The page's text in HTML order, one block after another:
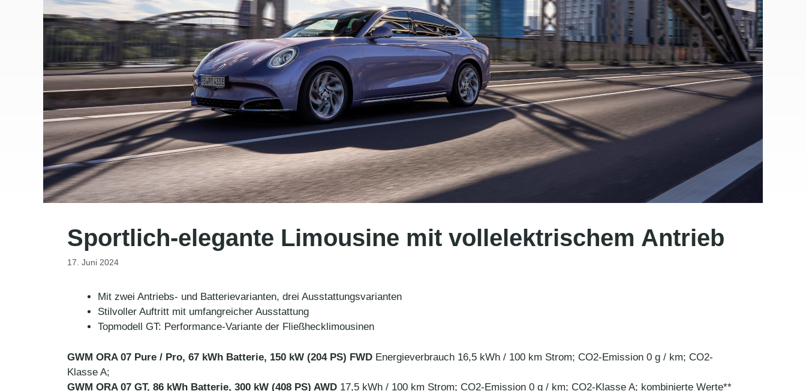
Sportlich-elegante Limousine mit vollelektrischem Antrieb
17. Juni 2024
Mit zwei Antriebs- und Batterievarianten, drei Ausstattungsvarianten
Stilvoller Auftritt mit umfangreicher Ausstattung
Topmodell GT: Performance-Variante der Fließhecklimousinen
GWM ORA 07 Pure / Pro, 67 kWh Batterie, 150 kW (204 PS) FWD Energieverbrauch 16,5 kWh / 100 km Strom; CO2-Emission 0 g / km; CO2-
Klasse A;
GWM ORA 07 GT, 86 kWh Batterie, 300 kW (408 PS) AWD 17,5 kWh / 100 km Strom; CO2-Emission 0 g / km; CO2-Klasse A; kombinierte Werte**